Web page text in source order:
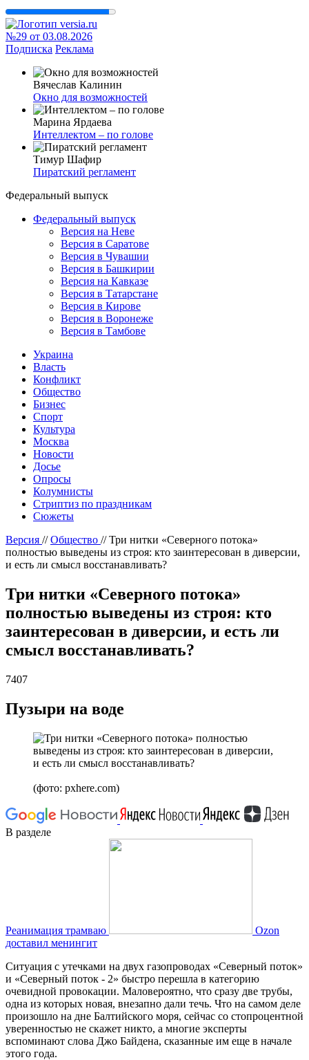
№29 от 03.08.2026
Подписка Реклама
Вячеслав Калинин
Окно для возможностей
Марина Ярдаева
Интеллектом – по голове
Тимур Шафир
Пиратский регламент
Федеральный выпуск
Федеральный выпуск
Версия на Неве
Версия в Саратове
Версия в Чувашии
Версия в Башкирии
Версия на Кавказе
Версия в Татарстане
Версия в Кирове
Версия в Воронеже
Версия в Тамбове
Украина
Власть
Конфликт
Общество
Бизнес
Спорт
Культура
Москва
Новости
Досье
Опросы
Колумнисты
Стриптиз по праздникам
Сюжеты
Версия //Общество //Три нитки «Северного потока»
полностью выведены из строя: кто заинтересован в диверсии,
и есть ли смысл восстанавливать?
Три нитки «Северного потока»
полностью выведены из строя: кто
заинтересован в диверсии, и есть ли
смысл восстанавливать?
7407
Пузыри на воде
(фото: pxhere.com)
В разделе
Реанимация трамваю
Ozon
доставил менингит
Ситуация с утечками на двух газопроводах «Северный поток»
и «Северный поток - 2» быстро перешла в категорию
очевидной провокации. Маловероятно, что сразу две трубы,
одна из которых новая, внезапно дали течь. Что на самом деле
произошло на дне Балтийского моря, сейчас со стопроцентной
уверенностью не скажет никто, а многие эксперты
вспоминают слова Джо Байдена, сказанные им еще в начале
этого года.